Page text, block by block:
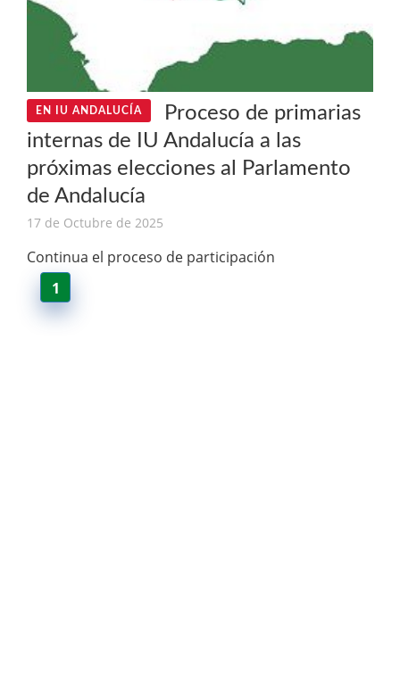
EN IU ANDALUCÍA
Proceso de primarias
internas de IU Andalucía a las
próximas elecciones al Parlamento
de Andalucía
17 de Octubre de 2025
Continua el proceso de participación
1